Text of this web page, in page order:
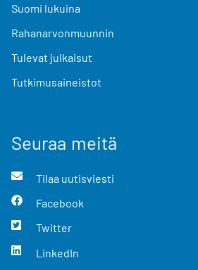
Suomi lukuina
Rahanarvonmuunnin
Tulevat julkaisut
Tutkimusaineistot
Seuraa meitä
Tilaa uutisviesti
Facebook
Twitter
LinkedIn